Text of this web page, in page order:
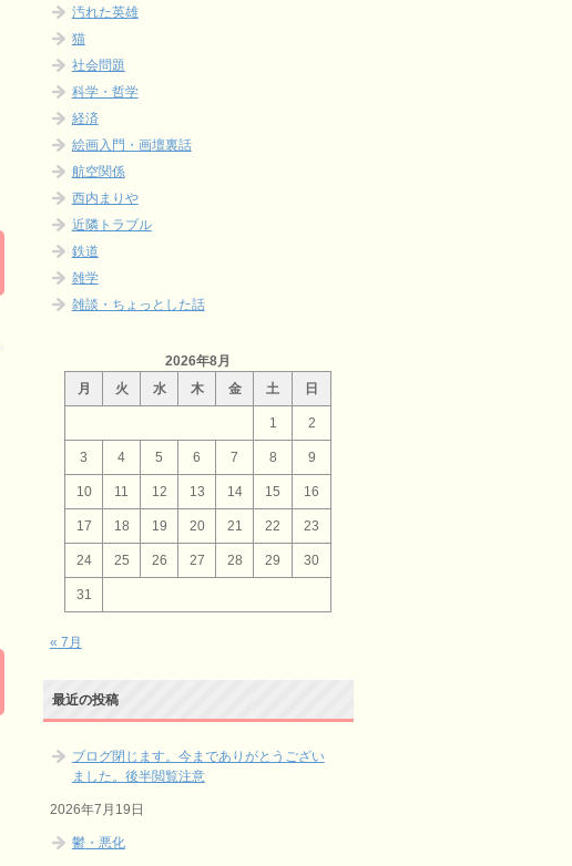
汚れた英雄
猫
社会問題
科学・哲学
経済
絵画入門・画壇裏話
航空関係
西内まりや
近隣トラブル
鉄道
雑学
雑談・ちょっとした話
2026年8月
月
火 水 木 金 土 日
1 2
3 4 5 6 7 8 9
10 11 12 13 14 15 16
17 18 19 20 21 22 23
24 25 26 27 28 29 30
31
« 7月
最近の投稿
ブログ閉じます。今までありがとうござい
ました。後半閲覧注意
2026年7月19日
鬱・悪化